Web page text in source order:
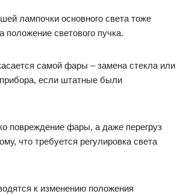
лампочки основного света тоже
положение светового пучка.
самой фары – замена стекла или
прибора, если штатные были
повреждение фары, а даже перегруз
что требуется регулировка света
к изменению положения